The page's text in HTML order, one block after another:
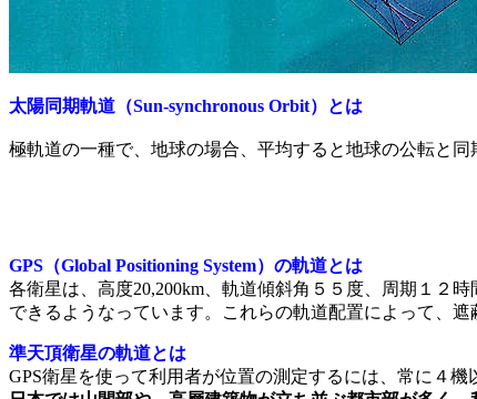
太陽同期軌道（Sun-synchronous Orbit）とは
極軌道の一種で、地球の場合、平均すると地球の公転と
GPS（Global Positioning System）の軌道とは
各衛星は、高度20,200km、軌道傾斜角５５度、周期１２
できるようなっています。これらの軌道配置によって、
準天頂衛星の軌道とは
GPS衛星を使って利用者が位置の測定するには、常に４